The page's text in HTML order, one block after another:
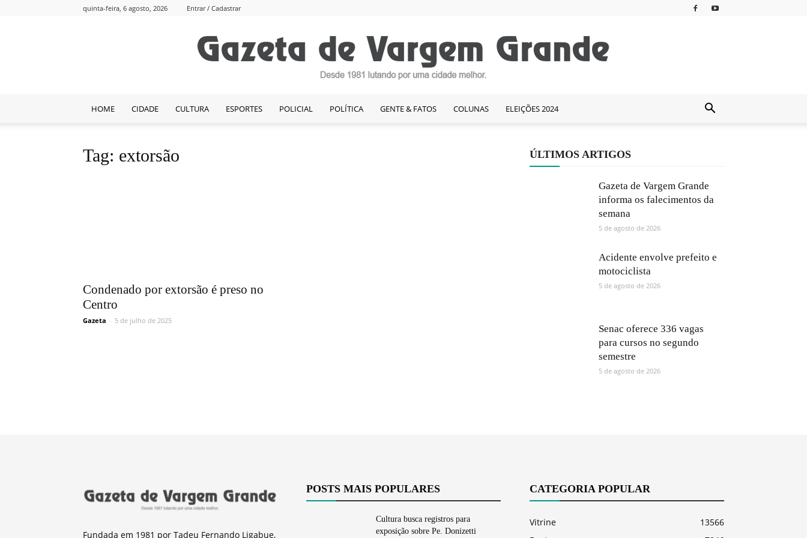
quinta-feira, 6 agosto, 2026 Entrar / Cadastrar
HOME CIDADE CULTURA ESPORTES POLICIAL POLÍTICA GENTE & FATOS COLUNAS ELEIÇÕES 2024
Tag: extorsão
Condenado por extorsão é preso no
Centro
Gazeta - 5 de julho de 2025
ÚLTIMOS ARTIGOS
Gazeta de Vargem Grande
informa os falecimentos da
semana
5 de agosto de 2026
Acidente envolve prefeito e
motociclista
5 de agosto de 2026
Senac oferece 336 vagas
para cursos no segundo
semestre
5 de agosto de 2026
Fundada em 1981 por Tadeu Fernando Ligabue,
POSTS MAIS POPULARES
Cultura busca registros para
exposição sobre Pe. Donizetti
CATEGORIA POPULAR
Vitrine
13566